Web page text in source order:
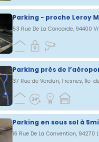
Parking près de